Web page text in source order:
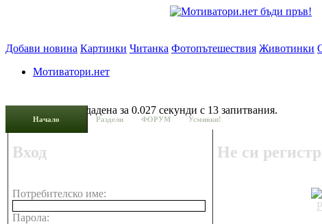
Начало Раздели ФОРУМ Усмивки!
Добави новина Картинки Читанка Фотопътешествия Животинки
Мотиватори.нет
Страницата е създадена за 0.027 секунди с 13 запитвания.
Вход
Потребителско име:
Парола:
Не си